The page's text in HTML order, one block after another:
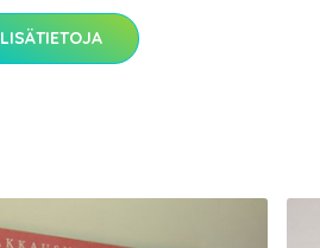
LISÄTIETOJA